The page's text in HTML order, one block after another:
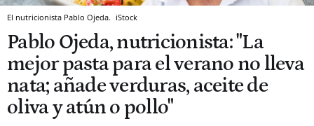
El nutricionista Pablo Ojeda. iStock
Pablo Ojeda, nutricionista: "La
mejor pasta para el verano no lleva
nata; añade verduras, aceite de
oliva y atún o pollo"